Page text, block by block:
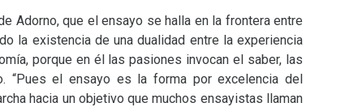
Adorno, que el ensayo se halla en la frontera entre
la existencia de una dualidad entre la experiencia
porque en él las pasiones invocan el saber, las
“Pues el ensayo es la forma por excelencia del
hacia un objetivo que muchos ensayistas llaman